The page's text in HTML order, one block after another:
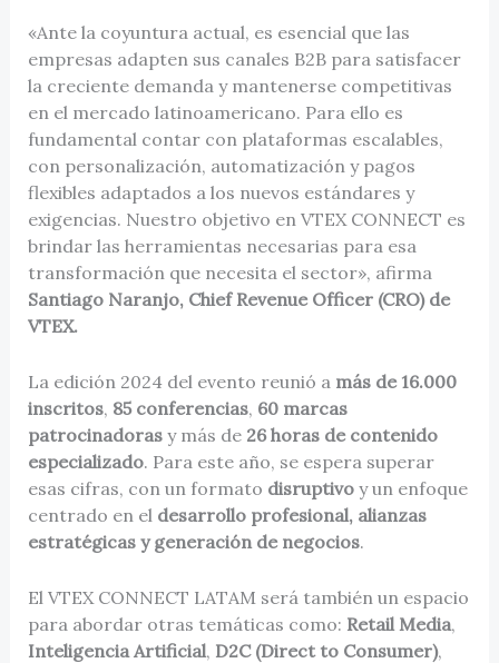
«Ante la coyuntura actual, es esencial que las
empresas adapten sus canales B2B para satisfacer
la creciente demanda y mantenerse competitivas
en el mercado latinoamericano. Para ello es
fundamental contar con plataformas escalables,
con personalización, automatización y pagos
flexibles adaptados a los nuevos estándares y
exigencias. Nuestro objetivo en VTEX CONNECT es
brindar las herramientas necesarias para esa
transformación que necesita el sector», afirma
Santiago Naranjo, Chief Revenue Officer (CRO) de
VTEX.
La edición 2024 del evento reunió a más de 16.000
inscritos, 85 conferencias, 60 marcas
patrocinadorasy más de 26 horas de contenido
especializado. Para este año, se espera superar
esas cifras, con un formato disruptivoy un enfoque
centrado en el desarrollo profesional, alianzas
estratégicas y generación de negocios.
El VTEX CONNECT LATAM será también un espacio
para abordar otras temáticas como: Retail Media,
Inteligencia Artificial, D2C (Direct to Consumer),